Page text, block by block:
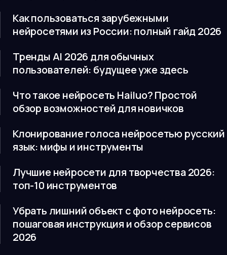
Как пользоваться зарубежными
нейросетями из России: полный гайд 2026
Тренды AI 2026 для обычных
пользователей: будущее уже здесь
Что такое нейросеть Hailuo? Простой
обзор возможностей для новичков
Клонирование голоса нейросетью русский
язык: мифы и инструменты
Лучшие нейросети для творчества 2026:
топ-10 инструментов
Убрать лишний объект с фото нейросеть:
пошаговая инструкция и обзор сервисов
2026